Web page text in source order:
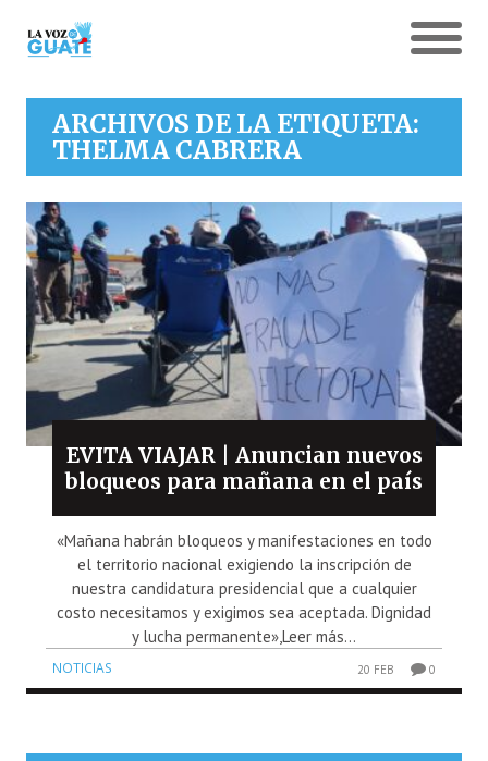
ARCHIVOS DE LA ETIQUETA:
THELMA CABRERA
EVITA VIAJAR | Anuncian nuevos
bloqueos para mañana en el país
«Mañana habrán bloqueos y manifestaciones en todo
el territorio nacional exigiendo la inscripción de
nuestra candidatura presidencial que a cualquier
costo necesitamos y exigimos sea aceptada. Dignidad
y lucha permanente»,Leer más...
NOTICIAS 20 FEB 0